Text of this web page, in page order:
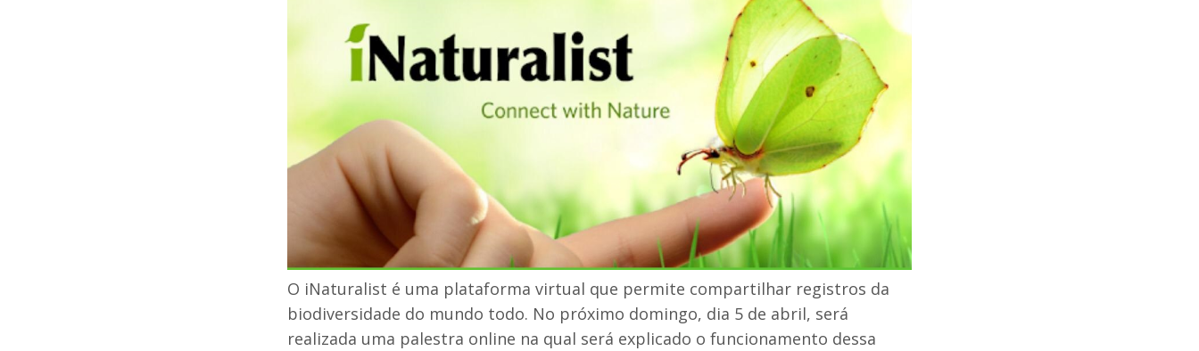
O iNaturalist é uma plataforma virtual que permite compartilhar registros da
biodiversidade do mundo todo. No próximo domingo, dia 5 de abril, será
realizada uma palestra online na qual será explicado o funcionamento dessa